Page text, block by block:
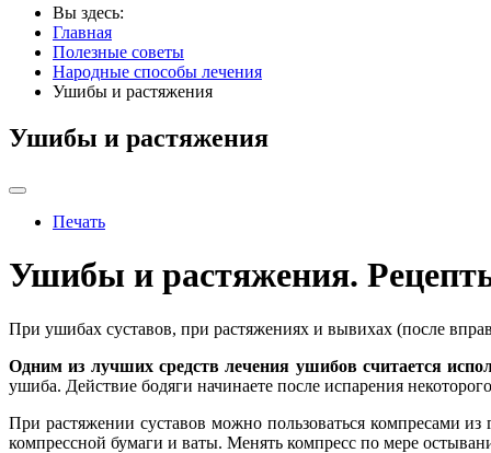
Вы здесь:
Главная
Полезные советы
Народные способы лечения
Ушибы и растяжения
Ушибы и растяжения
Печать
Ушибы и растяжения.
При ушибах суставов, при растяжениях и вывихах (после
Одним из лучших средств лечения ушибов считается
ушиба. Действие бодяги начинаете после испарения
При растяжении суставов можно пользоваться компресами
компрессной бумаги и ваты. Менять компресс по мере